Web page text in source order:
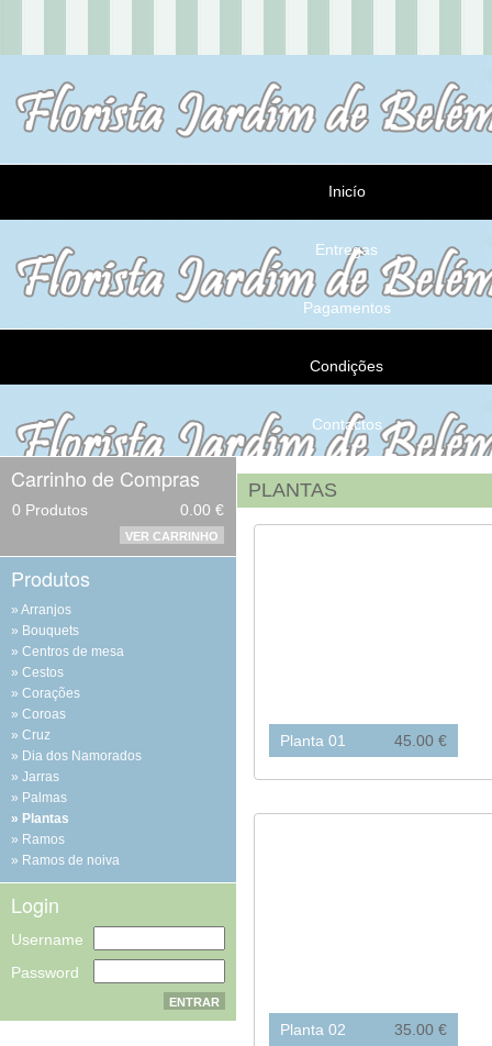
Inicío
Entregas
Pagamentos
Condições
Contactos
Carrinho de Compras
0 Produtos 0.00 €
VER CARRINHO
Produtos
Arranjos
Bouquets
Centros de mesa
Cestos
Corações
Coroas
Cruz
Dia dos Namorados
Jarras
Palmas
Plantas
Ramos
Ramos de noiva
Login
Username
Password
PLANTAS
Planta 01 45.00 €
Planta 02 35.00 €